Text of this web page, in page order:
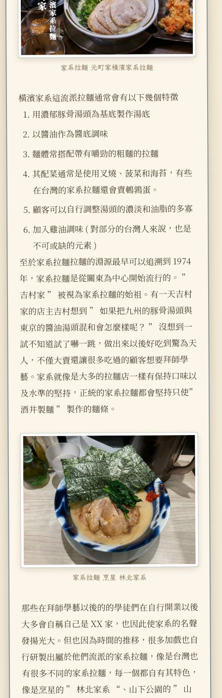
家系拉麵 元町家橫濱家系拉麵
橫濱家系這流派拉麵通常會有以下幾個特徵
用濃郁豚骨湯頭為基底製作湯底
以醬油作為醬底調味
麵體常搭配帶有嚼勁的粗麵的拉麵
其配菜通常是使用叉燒、菠菜和海苔，有些
在台灣的家系拉麵還會賣鵪鶉蛋。
顧客可以自行調整湯頭的濃淡和油脂的多寡
加入雞油調味 ( 對部分的台灣人來說，也是
不可或缺的元素 )
至於家系拉麵拉麵的淵源最早可以追溯到 1974
年，家系拉麵是從關東為中心開始流行的。 ”
吉村家 ” 被視為家系拉麵的始祖。有一天吉村
家的店主吉村想到 ” 如果把九州的豚骨湯頭與
東京的醬油湯頭混和會怎麼樣呢？ ” 沒想到一
試不知道試了嚇一跳，做出來以後好吃到驚為天
人，不僅大賣還讓很多吃過的顧客想要拜師學
藝。家系就像是大多的拉麵店一樣有保持口味以
及水準的堅持，正統的家系拉麵都會堅持只使”
酒井製麵 ” 製作的麵條。
家系拉麵 烹星 林北家系
那些在拜師學藝以後的的學徒們在自行開業以後
大多會自稱自己是 XX 家，也因此使家系的名聲
發揚光大。但也因為時間的推移，很多加戲也自
行研製出屬於他們流派的家系拉麵，像是台灣也
有很多不同的家系拉麵，每一個都自有其特色，
像是烹星的 ” 林北家系 “、山下公園的 ” 山